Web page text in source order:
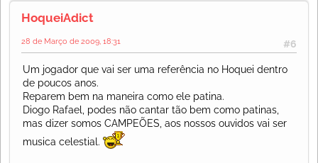
HoqueiAdict
#6
28 de Março de 2009, 18:31
Um jogador que vai ser uma referência no Hoquei dentro
de poucos anos.
Reparem bem na maneira como ele patina.
Diogo Rafael, podes não cantar tão bem como patinas,
mas dizer somos CAMPEÕES, aos nossos ouvidos vai ser
musica celestial.